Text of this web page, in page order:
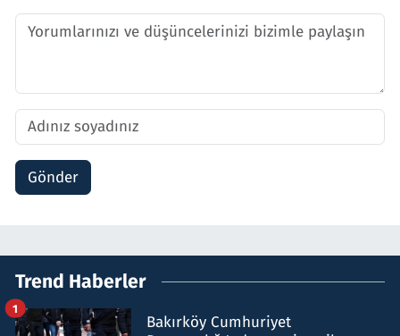
Gönder
Trend Haberler
Bakırköy Cumhuriyet
1